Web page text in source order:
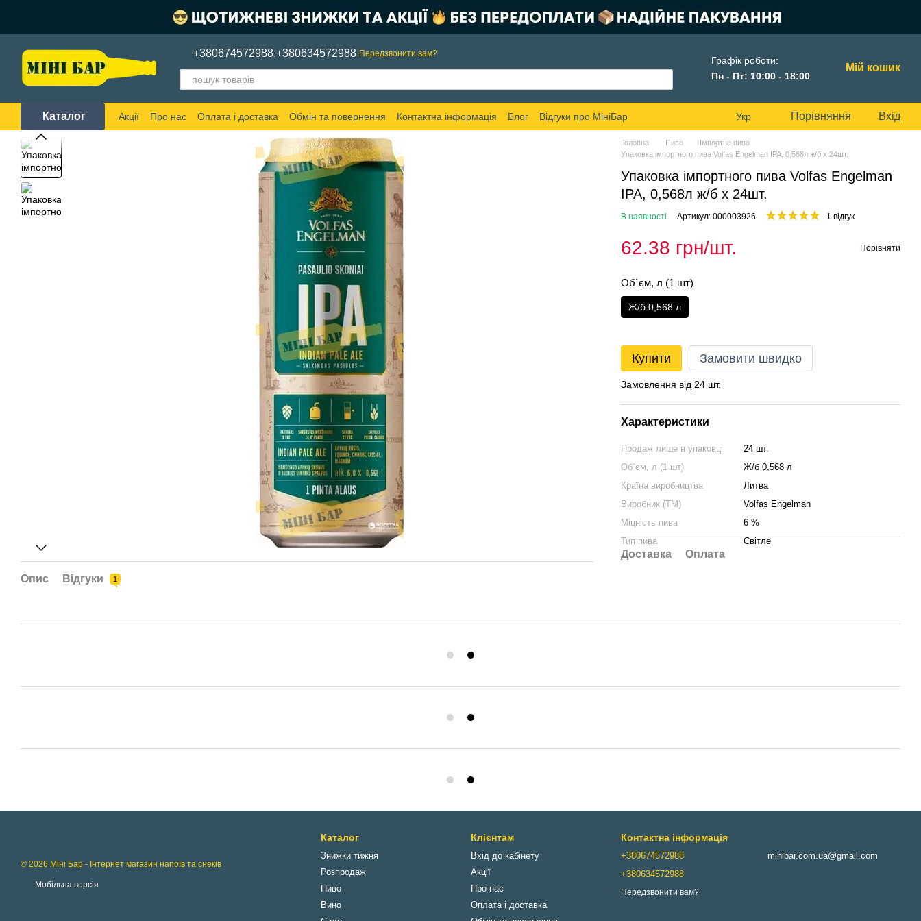
+380674572988,+380634572988 Передзвонити вам?
Графік роботи:
Пн - Пт: 10:00 - 18:00
Мій кошик
Каталог Акції Про нас Оплата і доставка Обмін та повернення Контактна інформація Блог Відгуки про МініБар Укр Порівняння Вхід
Опис Відгуки 1
Головна Пиво
Імпортне пиво
Упаковка імпортного пива Volfas Engelman IPA, 0,568л ж/б х 24шт.
Упаковка імпортного пива Volfas Engelman
IPA, 0,568л ж/б х 24шт.
В наявності Артикул: 000003926 1 відгук
62.38 грн/шт. Порівняти
Об`єм, л (1 шт)
Ж/б 0,568 л
Купити Замовити швидко
Замовлення від 24 шт.
Характеристики
Продаж лише в упаковці
24 шт.
Об`єм, л (1 шт)
Ж/б 0,568 л
Країна виробництва
Литва
Виробник (ТМ)
Volfas Engelman
Міцність пива
6 %
Тип пива
Світле
Доставка Оплата
© 2026 Міні Бар - Інтернет магазин напоїв та снеків
Мобільна версія
Каталог
Знижки тижня
Розпродаж
Пиво
Вино
Клієнтам
Вхід до кабінету
Акції
Про нас
Оплата і доставка
Контактна інформація
+380674572988
+380634572988
Передзвонити вам?
minibar.com.ua@gmail.com